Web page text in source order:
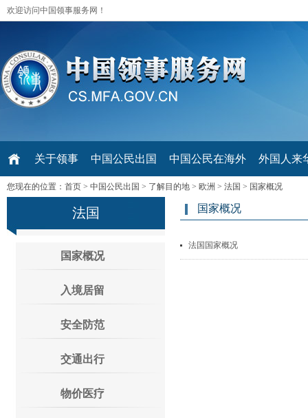
欢迎访问中国领事服务网！
关于领事 中国公民出国 中国公民在海外 外国人来
您现在的位置： 首页 > 中国公民出国 > 了解目的地 > 欧洲 > 法国 > 国家概况
法国
国家概况
入境居留
安全防范
交通出行
物价医疗
国家概况
法国国家概况